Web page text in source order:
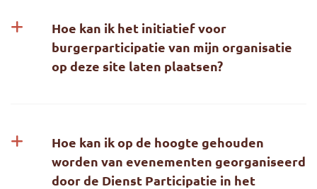
Hoe kan ik het initiatief voor
burgerparticipatie van mijn organisatie
op deze site laten plaatsen?
Hoe kan ik op de hoogte gehouden
worden van evenementen georganiseerd
door de Dienst Participatie in het